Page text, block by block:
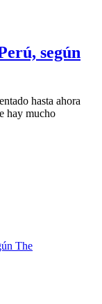
según
hasta ahora
hay mucho